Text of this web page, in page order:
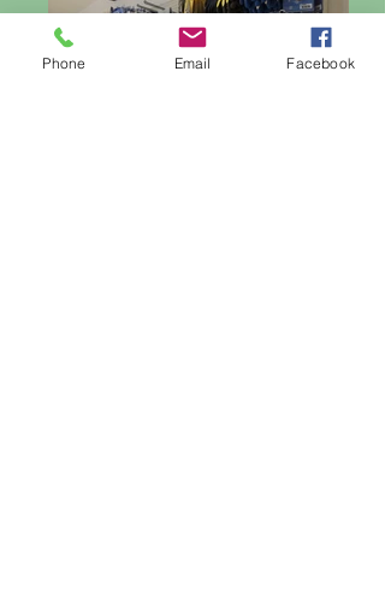
Phone Email Facebook